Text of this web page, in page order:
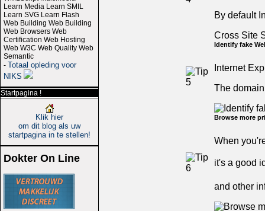
Learn Media Learn SMIL
Learn SVG Learn Flash
Web Building Web Building
Web Browsers Web
Certification Web Hosting
Web W3C Web Quality Web
Semantic
- Totaal opleding voor
NIKS
Startpagina !
Klik hier
om dit blog als uw
startpagina in te stellen!
Dokter On Line
By default
Cross Site
Identify fake
Internet
The
Browse more
When
it's a good
and other